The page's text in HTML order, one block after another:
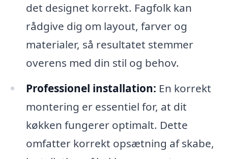
det designet korrekt. Fagfolk kan
rådgive dig om layout, farver og
materialer, så resultatet stemmer
overens med din stil og behov.
Professionel installation: En korrekt
montering er essentiel for, at dit
køkken fungerer optimalt. Dette
omfatter korrekt opsætning af skabe,